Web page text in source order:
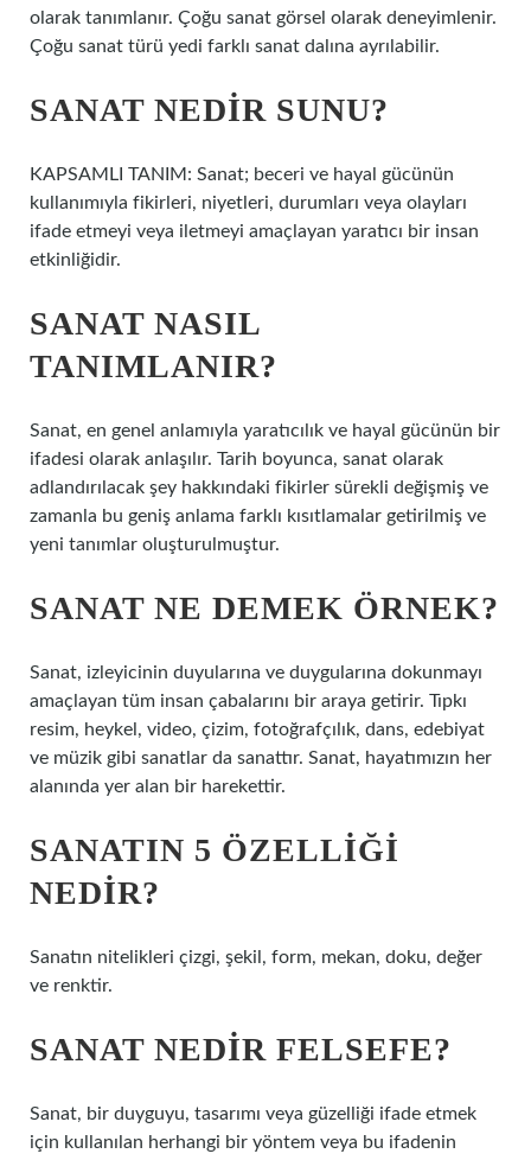
olarak tanımlanır. Çoğu sanat görsel olarak deneyimlenir.
Çoğu sanat türü yedi farklı sanat dalına ayrılabilir.
SANAT NEDIR SUNU?
KAPSAMLI TANIM: Sanat; beceri ve hayal gücünün
kullanımıyla fikirleri, niyetleri, durumları veya olayları
ifade etmeyi veya iletmeyi amaçlayan yaratıcı bir insan
etkinliğidir.
SANAT NASIL
TANIMLANIR?
Sanat, en genel anlamıyla yaratıcılık ve hayal gücünün bir
ifadesi olarak anlaşılır. Tarih boyunca, sanat olarak
adlandırılacak şey hakkındaki fikirler sürekli değişmiş ve
zamanla bu geniş anlama farklı kısıtlamalar getirilmiş ve
yeni tanımlar oluşturulmuştur.
SANAT NE DEMEK ÖRNEK?
Sanat, izleyicinin duyularına ve duygularına dokunmayı
amaçlayan tüm insan çabalarını bir araya getirir. Tıpkı
resim, heykel, video, çizim, fotoğrafçılık, dans, edebiyat
ve müzik gibi sanatlar da sanattır. Sanat, hayatımızın her
alanında yer alan bir harekettir.
SANATIN 5 ÖZELLIĞI
NEDIR?
Sanatın nitelikleri çizgi, şekil, form, mekan, doku, değer
ve renktir.
SANAT NEDIR FELSEFE?
Sanat, bir duyguyu, tasarımı veya güzelliği ifade etmek
için kullanılan herhangi bir yöntem veya bu ifadenin